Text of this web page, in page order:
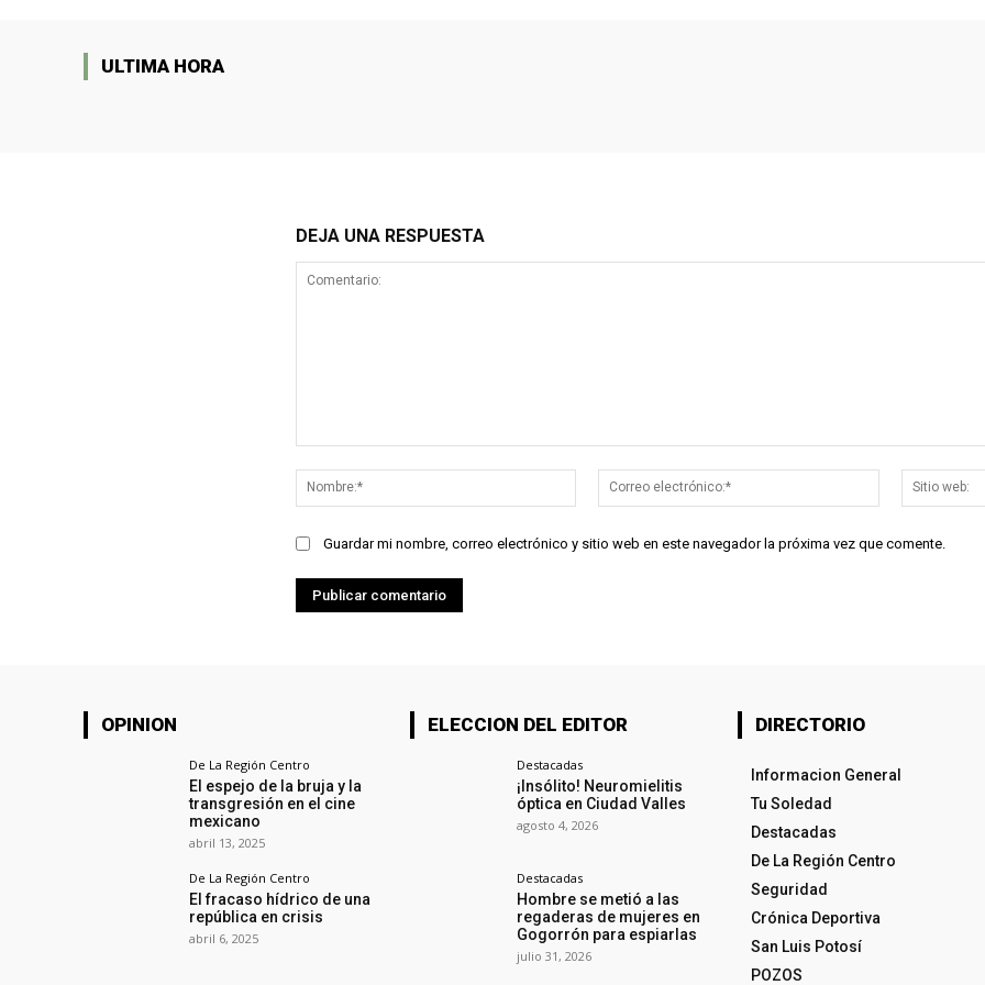
ULTIMA HORA
DEJA UNA RESPUESTA
Nombre:*
Correo
electrónico:*
Guardar mi nombre, correo electrónico y sitio web en este navegador la próxima vez que comente.
OPINION
De La Región Centro
El espejo de la bruja y la
transgresión en el cine
mexicano
abril 13, 2025
De La Región Centro
El fracaso hídrico de una
república en crisis
abril 6, 2025
ELECCION DEL EDITOR
Destacadas
¡Insólito! Neuromielitis
óptica en Ciudad Valles
agosto 4, 2026
Destacadas
Hombre se metió a las
regaderas de mujeres en
Gogorrón para espiarlas
julio 31, 2026
DIRECTORIO
Informacion General
Tu Soledad
Destacadas
De La Región Centro
Seguridad
Crónica Deportiva
San Luis Potosí
POZOS